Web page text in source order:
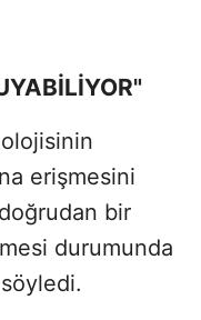
erişmesini
bir
durumunda